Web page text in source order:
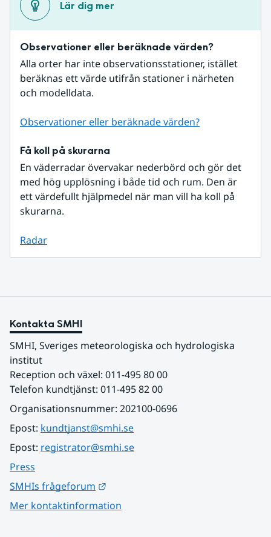
Lär dig mer
Observationer eller beräknade värden?
Alla orter har inte observationsstationer, istället
beräknas ett värde utifrån stationer i närheten
och modelldata.
Observationer eller beräknade värden?
Få koll på skurarna
En väderradar övervakar nederbörd och gör det
med hög upplösning i både tid och rum. Den är
ett värdefullt hjälpmedel när man vill ha koll på
skurarna.
Radar
Kontakta SMHI
SMHI, Sveriges meteorologiska och hydrologiska
institut
Reception och växel: 011-495 80 00
Telefon kundtjänst: 011-495 82 00
Organisationsnummer: 202100-0696
Epost: kundtjanst@smhi.se
Epost: registrator@smhi.se
Press
SMHIs frågeforum
Mer kontaktinformation